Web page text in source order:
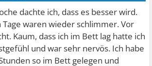
dachte ich, dass es besser wird.
waren wieder schlimmer. Vor
Kaum, dass ich im Bett lag hatte ich
und war sehr nervös. Ich habe
so im Bett gelegen und